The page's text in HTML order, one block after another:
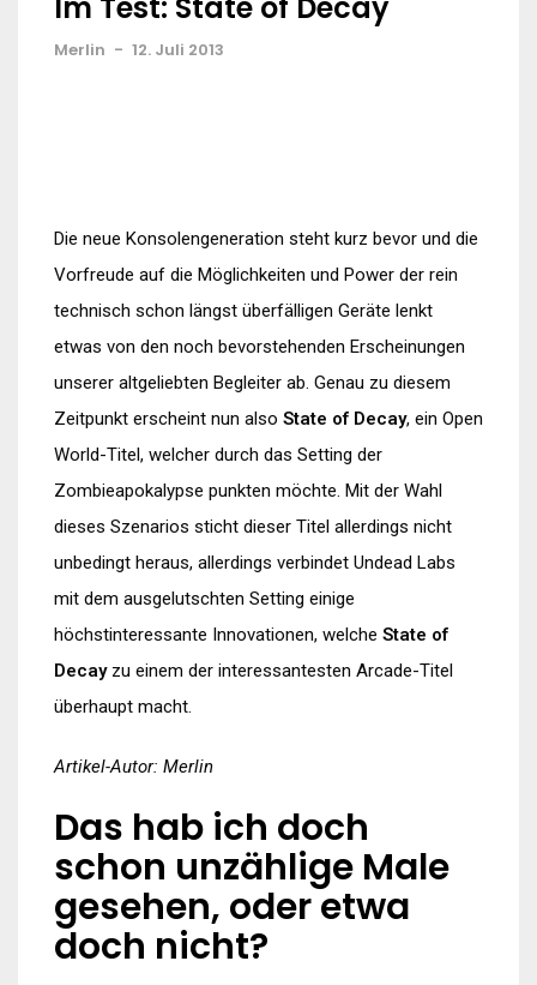
Merlin - 12. Juli 2013
Die neue Konsolengeneration steht kurz bevor und die
Vorfreude auf die Möglichkeiten und Power der rein
technisch schon längst überfälligen Geräte lenkt
etwas von den noch bevorstehenden Erscheinungen
unserer altgeliebten Begleiter ab. Genau zu diesem
Zeitpunkt erscheint nun also State of Decay, ein Open
World-Titel, welcher durch das Setting der
Zombieapokalypse punkten möchte. Mit der Wahl
dieses Szenarios sticht dieser Titel allerdings nicht
unbedingt heraus, allerdings verbindet Undead Labs
mit dem ausgelutschten Setting einige
höchstinteressante Innovationen, welche State of
Decayzu einem der interessantesten Arcade-Titel
überhaupt macht.
Artikel-Autor: Merlin
Das hab ich doch
schon unzählige Male
gesehen, oder etwa
doch nicht?